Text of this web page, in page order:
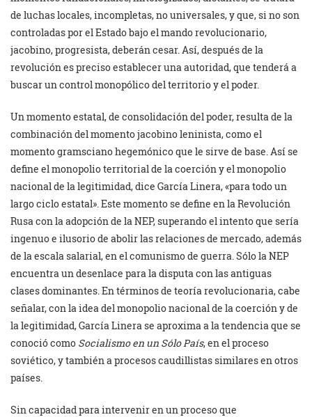
de luchas locales, incompletas, no universales, y que, si no son
controladas por el Estado bajo el mando revolucionario,
jacobino, progresista, deberán cesar. Así, después de la
revolución es preciso establecer una autoridad, que tenderá a
buscar un control monopólico del territorio y el poder.
Un momento estatal, de consolidación del poder, resulta de la
combinación del momento jacobino leninista, como el
momento gramsciano hegemónico que le sirve de base. Así se
define el monopolio territorial de la coerción y el monopolio
nacional de la legitimidad, dice García Linera, «para todo un
largo ciclo estatal». Este momento se define en la Revolución
Rusa con la adopción de la NEP, superando el intento que sería
ingenuo e ilusorio de abolir las relaciones de mercado, además
de la escala salarial, en el comunismo de guerra. Sólo la NEP
encuentra un desenlace para la disputa con las antiguas
clases dominantes. En términos de teoría revolucionaria, cabe
señalar, con la idea del monopolio nacional de la coerción y de
la legitimidad, García Linera se aproxima a la tendencia que se
conoció como Socialismo en un Sólo País, en el proceso
soviético, y también a procesos caudillistas similares en otros
países.
Sin capacidad para intervenir en un proceso que